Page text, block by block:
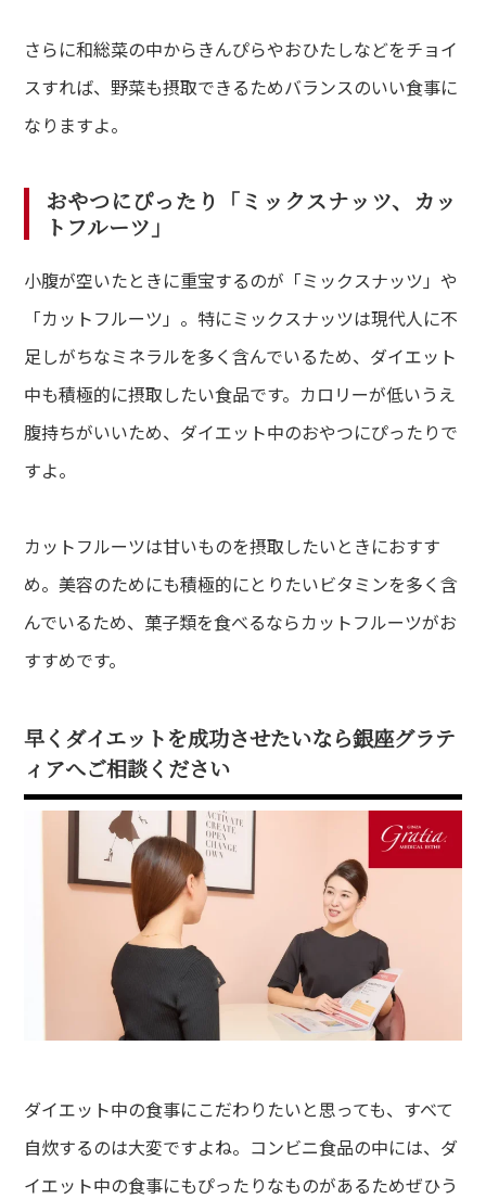
さらに和総菜の中からきんぴらやおひたしなどをチョイ
スすれば、野菜も摂取できるためバランスのいい食事に
なりますよ。
おやつにぴったり「ミックスナッツ、カッ
トフルーツ」
小腹が空いたときに重宝するのが「ミックスナッツ」や
「カットフルーツ」。特にミックスナッツは現代人に不
足しがちなミネラルを多く含んでいるため、ダイエット
中も積極的に摂取したい食品です。カロリーが低いうえ
腹持ちがいいため、ダイエット中のおやつにぴったりで
すよ。
カットフルーツは甘いものを摂取したいときにおすす
め。美容のためにも積極的にとりたいビタミンを多く含
んでいるため、菓子類を食べるならカットフルーツがお
すすめです。
早くダイエットを成功させたいなら銀座グラテ
ィアへご相談ください
ダイエット中の食事にこだわりたいと思っても、すべて
自炊するのは大変ですよね。コンビニ食品の中には、ダ
イエット中の食事にもぴったりなものがあるためぜひう